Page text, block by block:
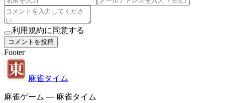
利用規約に同意する
コメントを投稿
Footer
麻雀タイム
麻雀ゲーム — 麻雀タイム